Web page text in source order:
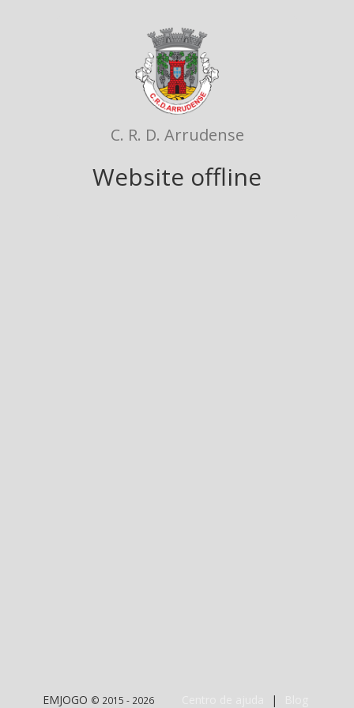
C. R. D. Arrudense
Website offline
EMJOGO © 2015 - 2026 |